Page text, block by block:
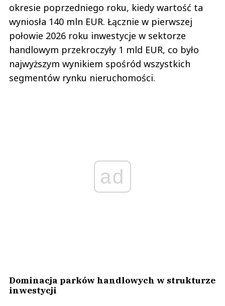
okresie poprzedniego roku, kiedy wartość ta
wyniosła 140 mln EUR. Łącznie w pierwszej
połowie 2026 roku inwestycje w sektorze
handlowym przekroczyły 1 mld EUR, co było
najwyższym wynikiem spośród wszystkich
segmentów rynku nieruchomości.
ad
Dominacja parków handlowych w strukturze
inwestycji